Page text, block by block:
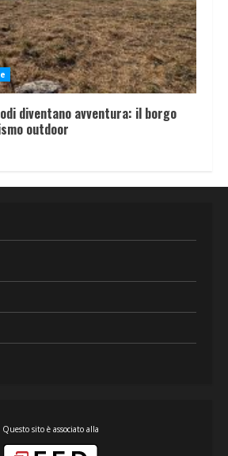
diventano avventura: il borgo
outdoor
Questo sito è associato alla